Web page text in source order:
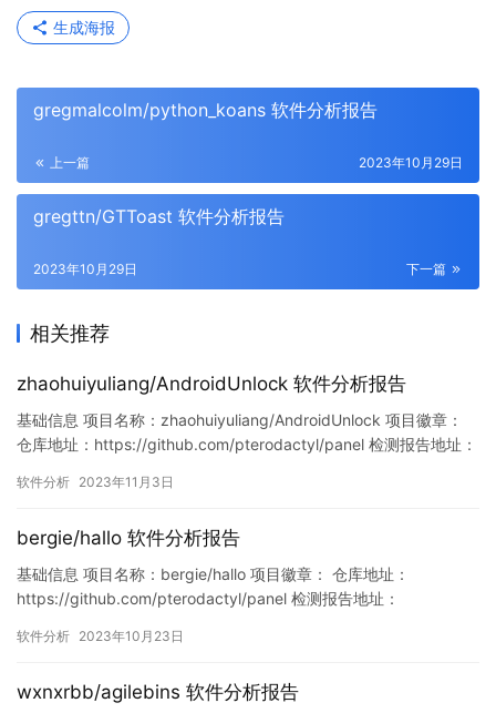
生成海报
gregmalcolm/python_koans 软件分析报告
上一篇 2023年10月29日
gregttn/GTToast 软件分析报告
下一篇
2023年10月29日
相关推荐
zhaohuiyuliang/AndroidUnlock 软件分析报告
基础信息 项目名称：zhaohuiyuliang/AndroidUnlock 项目徽章：
仓库地址：https://github.com/pterodactyl/panel 检测报告地址：
07712/1720377691976667136 此报告由M…
软件分析 2023年11月3日
bergie/hallo 软件分析报告
基础信息 项目名称：bergie/hallo 项目徽章： 仓库地址：
https://github.com/pterodactyl/panel 检测报告地址：
80416/1716303044039802880 此报告由Murphysec提供 漏洞
软件分析 2023年10月23日
wxnxrbb/agilebins 软件分析报告